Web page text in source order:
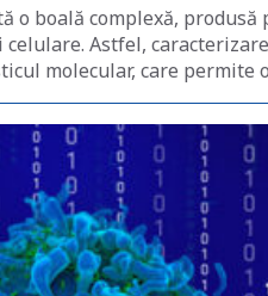
o boală complexă,
Astfel,
molecular, care